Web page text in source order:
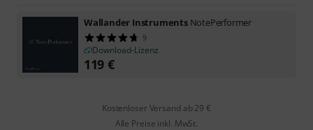
Wallander Instruments NotePerformer
9
Download-Lizenz
119 €
Kostenloser Versand ab 29 €
Alle Preise inkl. MwSt.